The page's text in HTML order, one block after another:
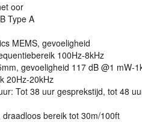
oor
Type A
MEMS, gevoeligheid
100Hz-8kHz
gevoeligheid 117 dB @1 mW-
20Hz-20kHz
Tot 38 uur gesprekstijd, tot 48
draadloos bereik tot 30m/100ft